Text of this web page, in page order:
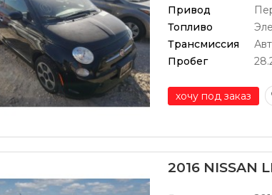
Привод
Топливо
Трансмиссия
Пробег
хочу под заказ
2016 NISSAN